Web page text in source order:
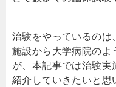
治験をやっているのは
施設から大学病院のよ
が、本記事では治験実
紹介していきたいと思